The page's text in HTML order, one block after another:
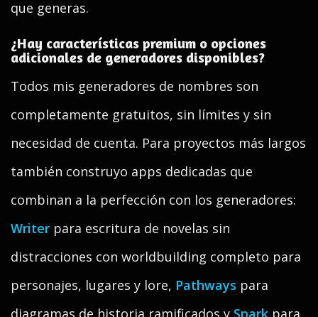
que generas.
¿Hay características premium o opciones
adicionales de generadores disponibles?
Todos mis generadores de nombres son
completamente gratuitos, sin límites y sin
necesidad de cuenta. Para proyectos más largos
también construyo apps dedicadas que
combinan a la perfección con los generadores:
Writer para escritura de novelas sin
distracciones con worldbuilding completo para
personajes, lugares y lore, Pathways para
diagramas de historia ramificados y Spark para